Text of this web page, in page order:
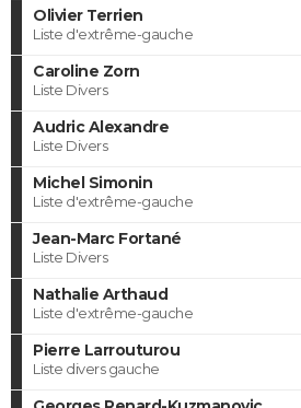
Olivier Terrien
Liste d'extrême-gauche
Caroline Zorn
Liste Divers
Audric Alexandre
Liste Divers
Michel Simonin
Liste d'extrême-gauche
Jean-Marc Fortané
Liste Divers
Nathalie Arthaud
Liste d'extrême-gauche
Pierre Larrouturou
Liste divers gauche